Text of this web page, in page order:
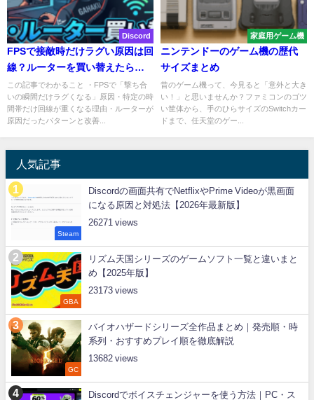
Discord
FPSで接敵時だけラグい原因は回
線？ルーターを買い替えたら改
善した話
この記事でわかること ・FPSで「撃ち合
いの瞬間だけラグくなる」原因・特定の時
間帯だけ回線が重くなる理由・ルーターが
原因だったパターンと改善...
家庭用ゲーム機
ニンテンドーのゲーム機の歴代
サイズまとめ
昔のゲーム機って、今見ると「意外と大き
い！」と思いませんか？ファミコンのゴツ
い筐体から、手のひらサイズのSwitchカー
ドまで、任天堂のゲー...
人気記事
Steam
Discordの画面共有でNetflixやPrime Videoが黒画面
になる原因と対処法【2026年最新版】
26271
GBA
リズム天国シリーズのゲームソフト一覧と違いまと
め【2025年版】
23173
GC
バイオハザードシリーズ全作品まとめ｜発売順・時
系列・おすすめプレイ順を徹底解説
13682
Discordでボイスチェンジャーを使う方法｜PC・ス